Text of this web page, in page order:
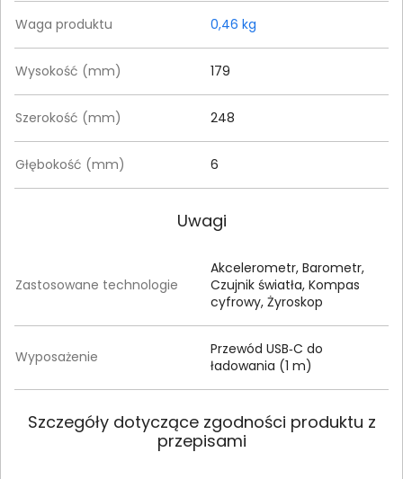
Waga produktu 0,46 kg
Wysokość (mm) 179
Szerokość (mm) 248
Głębokość (mm) 6
Uwagi
Zastosowane technologie
Akcelerometr, Barometr,
Czujnik światła, Kompas
cyfrowy, Żyroskop
Wyposażenie
Przewód USB‑C do
ładowania (1 m)
Szczegóły dotyczące zgodności produktu z
przepisami